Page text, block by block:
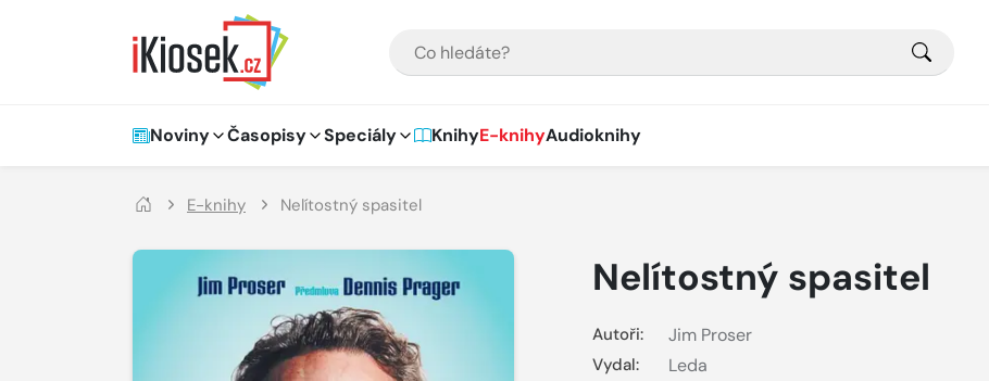
Hlavní navigace
Noviny Časopisy Speciály KnihyE-knihyAudioknihy
E-knihy Nelítostný spasitel
Nelítostný spasitel
Autoři: Jim Proser
Vydal: Leda